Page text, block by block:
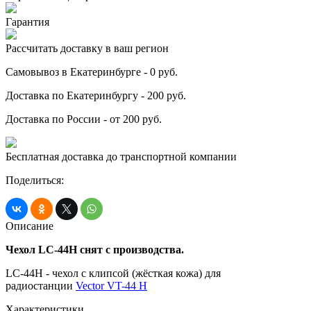
Гарантия
Рассчитать доставку в ваш регион
Самовывоз в Екатеринбурге - 0 руб.
Доставка по Екатеринбургу - 200 руб.
Доставка по России - от 200 руб.
Бесплатная доставка до транспортной компании
Поделиться:
Описание
Чехол LC-44H снят с производства.
LC-44H - чехол с клипсой (жёсткая кожа) для
радиостанции Vector VT-44 H